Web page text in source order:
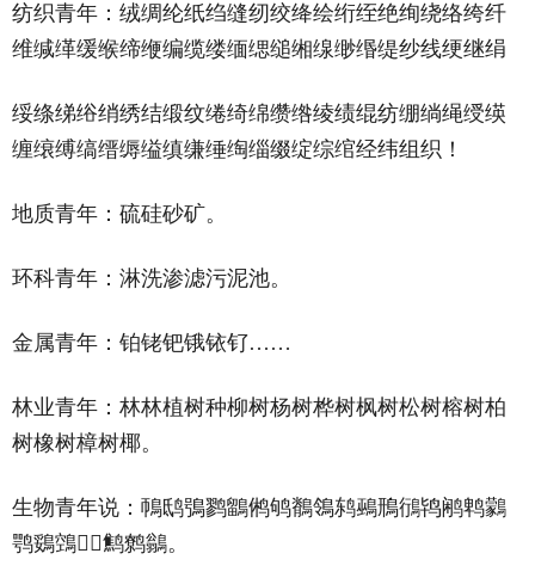
纺织青年：绒绸纶纸绉缝纫绞绛绘绗绖绝绚绕络绔纤
维缄缂缓缑缔缏编缆缕缅缌缒缃缐缈缗缇纱线绠继绢
绥绦绨绤绡绣结缎纹绻绮绵缵绺绫绩绲纺绷绱绳绶绬
缠缞缚缟缙缛缢缜缣缍绹缁缀绽综绾经纬组织！
地质青年：硫硅砂矿。
环科青年：淋洗渗滤污泥池。
金属青年：铂铑钯锇铱钌……
林业青年：林林植树种柳树杨树桦树枫树松树榕树柏
树橡树樟树椰。
生物青年说：鳾鸱鴞鹨鶹鸺鸲鶺鴒鸫鵐鳽鴴鸨鹇鹎鸏
鹗鵎鵼鹪鹩鶲。